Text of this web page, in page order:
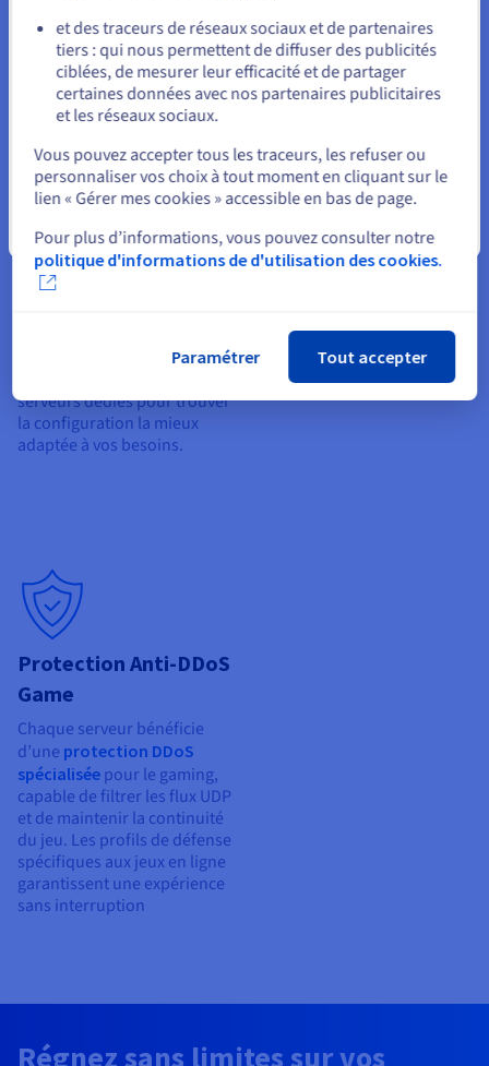
Adapté à tous les
besoins
Que vous soyez éditeur de
jeux, streamer, revendeur ou
communauté, OVHcloud
propose un support dédié
pour vous accompagner.
Hébergez votre monde Ark en
toute confiance, configurez
vos bots Discord, Mumble ou
TeamSpeak, et offrez à vos
Vous hésitez entre plusieurs
serveurs dédiés pour trouver
la configuration la mieux
adaptée à vos besoins.
Disponibilité et
stabilité
Nos infrastructures reposent
quasi permanente.
L’ensemble de nos serveurs
sont refroidis par un système
pour
maintenir des performances
optimales même en cas de
Protection Anti-DDoS
Game
Chaque serveur bénéficie
d’une protection DDoS
spécialisée pour le gaming,
capable de filtrer les flux UDP
et de maintenir la continuité
du jeu. Les profils de défense
spécifiques aux jeux en ligne
garantissent une expérience
sans interruption
Régnez sans limites sur vos
Rester sur le site actuel
Fermer
et des traceurs de réseaux sociaux et de partenaires
tiers : qui nous permettent de diffuser des publicités
ciblées, de mesurer leur efficacité et de partager
certaines données avec nos partenaires publicitaires
et les réseaux sociaux.
Vous pouvez accepter tous les traceurs, les refuser ou
personnaliser vos choix à tout moment en cliquant sur le
lien « Gérer mes cookies » accessible en bas de page.
Pour plus d’informations, vous pouvez consulter notre
politique d'informations de d'utilisation des cookies.
Paramétrer Tout accepter